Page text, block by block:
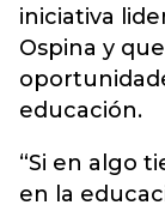
iniciativa
Ospina y
educación.
“Si en algo
en la